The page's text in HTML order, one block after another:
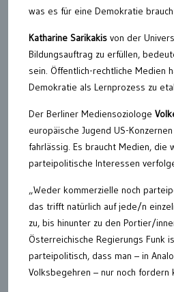
was es für eine Demokratie
Katharine Sarikakis von der
Bildungsauftrag zu erfüllen,
sein. Öffentlich-rechtliche Medien
Demokratie als Lernprozess zu
Der Berliner Mediensoziologe
europäische Jugend US-
fahrlässig. Es braucht Medien, die
parteipolitische Interessen
„Weder kommerzielle noch
das trifft natürlich auf jede/n
zu, bis hinunter zu den Portier/
Österreichische Regierungs Funk
parteipolitisch, dass man – in
Volksbegehren – nur noch fordern